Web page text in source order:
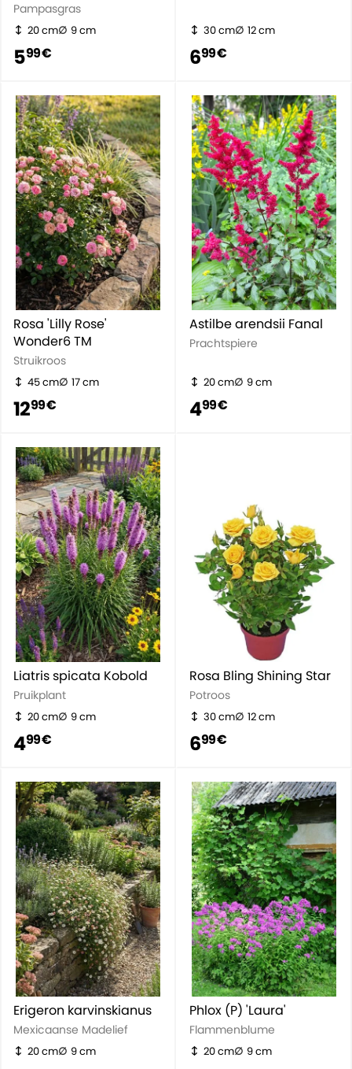
Pampasgras
20 cm 9 cm
599 €
30 cm 12 cm
699 €
Rosa 'Lilly Rose'
Wonder6 TM
Struikroos
45 cm 17 cm
1299 €
Astilbe arendsii Fanal
Prachtspiere
20 cm 9 cm
499 €
Liatris spicata Kobold
Pruikplant
20 cm 9 cm
499 €
Rosa Bling Shining Star
Potroos
30 cm 12 cm
699 €
Erigeron karvinskianus
Mexicaanse Madelief
20 cm 9 cm
Phlox (P) 'Laura'
Flammenblume
20 cm 9 cm